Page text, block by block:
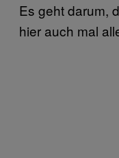
Es geht darum,
hier auch mal